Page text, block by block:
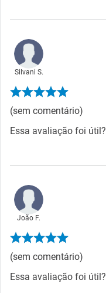
Silvani S.
(sem comentário)
Essa avaliação foi útil?
João F.
(sem comentário)
Essa avaliação foi útil?